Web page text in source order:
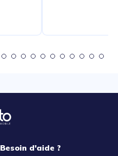
Besoin d'aide ?